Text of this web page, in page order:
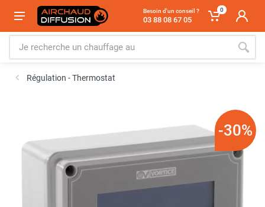
Besoin d'un conseil ?
03 88 08 67 05
0
Régulation - Thermostat
-30%